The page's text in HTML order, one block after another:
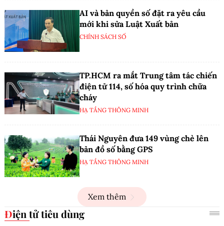
AI và bản quyền số đặt ra yêu cầu
mới khi sửa Luật Xuất bản
CHÍNH SÁCH SỐ
TP.HCM ra mắt Trung tâm tác chiến
điện tử 114, số hóa quy trình chữa
cháy
HẠ TẦNG THÔNG MINH
Thái Nguyên đưa 149 vùng chè lên
bản đồ số bằng GPS
HẠ TẦNG THÔNG MINH
Xem thêm
Điện tử tiêu dùng